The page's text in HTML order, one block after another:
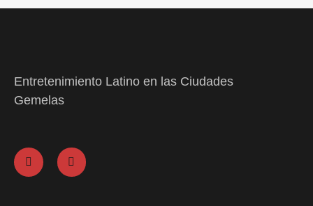
Entretenimiento Latino en las Ciudades
Gemelas